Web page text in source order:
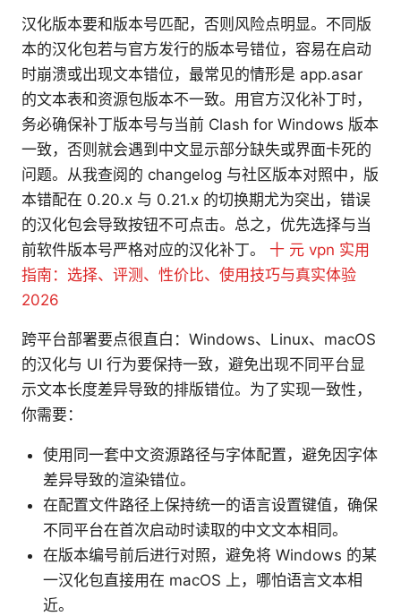
汉化版本要和版本号匹配，否则风险点明显。不同版
本的汉化包若与官方发行的版本号错位，容易在启动
时崩溃或出现文本错位，最常见的情形是 app.asar
的文本表和资源包版本不一致。用官方汉化补丁时，
务必确保补丁版本号与当前 Clash for Windows 版本
一致，否则就会遇到中文显示部分缺失或界面卡死的
问题。从我查阅的 changelog 与社区版本对照中，版
本错配在 0.20.x 与 0.21.x 的切换期尤为突出，错误
的汉化包会导致按钮不可点击。总之，优先选择与当
前软件版本号严格对应的汉化补丁。 十 元 vpn 实用
指南：选择、评测、性价比、使用技巧与真实体验
2026
跨平台部署要点很直白：Windows、Linux、macOS
的汉化与 UI 行为要保持一致，避免出现不同平台显
示文本长度差异导致的排版错位。为了实现一致性，
你需要：
使用同一套中文资源路径与字体配置，避免因字体
差异导致的渲染错位。
在配置文件路径上保持统一的语言设置键值，确保
不同平台在首次启动时读取的中文文本相同。
在版本编号前后进行对照，避免将 Windows 的某
一汉化包直接用在 macOS 上，哪怕语言文本相
近。